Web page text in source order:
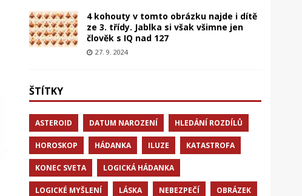
4 kohouty v tomto obrázku najde i dítě
ze 3. třídy. Jablka si však všimne jen
člověk s IQ nad 127
27. 9. 2024
ŠTÍTKY
ASTEROID DATUM NAROZENÍ HLEDÁNÍ ROZDÍLŮ
HOROSKOP HÁDANKA ILUZE KATASTROFA
KONEC SVETA LOGICKÁ HÁDANKA
LOGICKÉ MYŠLENÍ LÁSKA NEBEZPEČÍ OBRÁZEK